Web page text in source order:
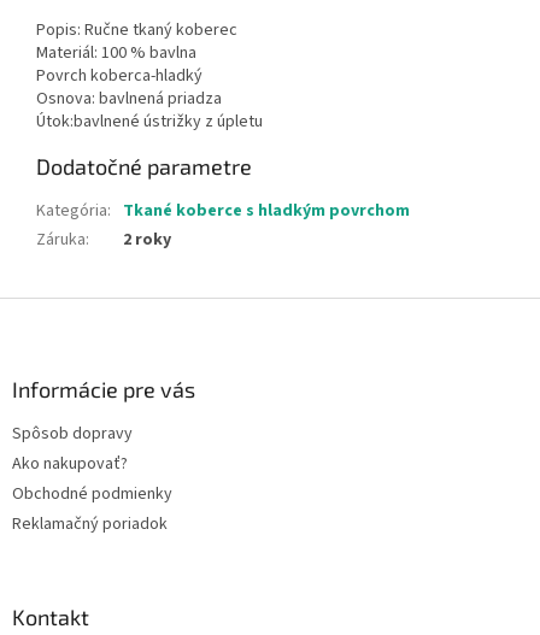
Popis: Ručne tkaný koberec
Materiál: 100 % bavlna
Povrch koberca-hladký
Osnova: bavlnená priadza
Útok:bavlnené ústrižky z úpletu
Dodatočné parametre
Kategória: Tkané koberce s hladkým povrchom
Záruka: 2 roky
Informácie pre vás
Spôsob dopravy
Ako nakupovať?
Obchodné podmienky
Reklamačný poriadok
Kontakt